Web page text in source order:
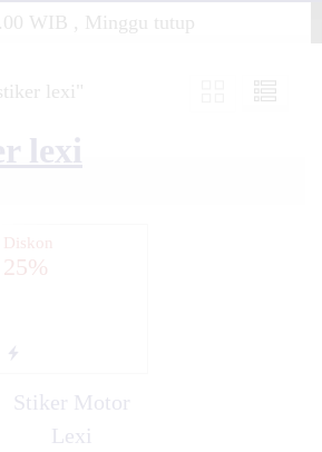
WIB , Minggu tutup
lexi"
lexi
Diskon
25%
Stiker Motor
Lexi